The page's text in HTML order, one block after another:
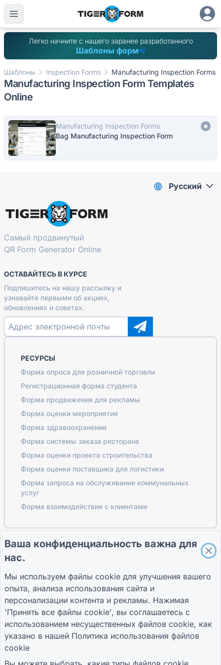
Легко начните с нашего заранее разработанного
Шаблоны форм
Шаблоны Inspection Forms Manufacturing Inspection Forms
Manufacturing Inspection Form Templates
Online
Manufacturing Inspection Forms
Bag Manufacturing Inspection Form
Самый продвинутый
QR Form Generator Online
ОСТАВАЙТЕСЬ В КУРСЕ
Подпишитесь на нашу рассылку и
узнавайте первыми об акциях,
обновлениях и советах.
РЕСУРСЫ
Форма опроса для розничной торговли
Регистрационная форма студента
Форма продвижения для рекламы
Форма оценки мероприятия
Форма здравоохранения
Форма системы заказа ресторана
Форма оценки проекта строительства
Форма оценки поставщика для логистики
Форма запроса на обслуживание коммунальных
услуг
Форма взаимодействия с клиентами
ПРИСОЕДИНЯЙТЕСЬ К СООБЩЕСТВУ
ПУТЕВОДИТЕЛИ
Справочный центр
TIGER FORM
Руководство
КОМПАНИЯ
УСЛОВИЯ
конфиденциальности
Настройки файлов
cookie
Pусский
Ваша конфиденциальность важна для
нас.
Мы используем файлы cookie для улучшения вашего
опыта, анализа использования сайта и
персонализации контента и рекламы. Нажимая
'Принять все файлы cookie', вы соглашаетесь с
использованием несущественных файлов cookie, как
указано в нашей Политика использования файлов
cookie